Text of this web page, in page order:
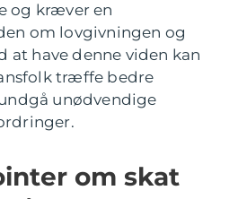
og kræver en
om lovgivningen og
at have denne viden kan
træffe bedre
unødvendige
om skat